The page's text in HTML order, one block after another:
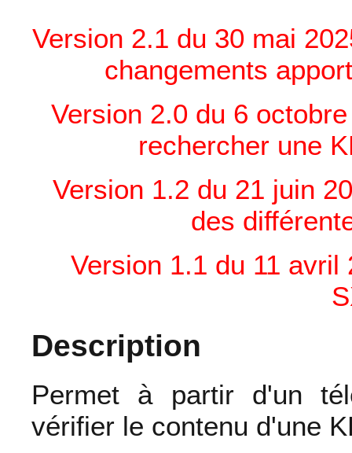
Version 2.1 du 30 mai
changements
Version 2.0 du 6
rechercher une
Version 1.2 du 21 juin
des
Version 1.1 du 11
Description
Permet à partir d'un
vérifier le contenu d'une